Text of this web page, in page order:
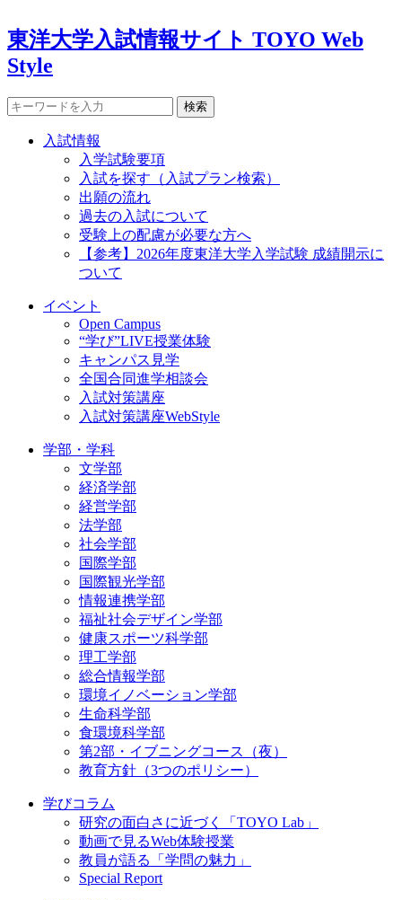
東洋大学入試情報サイト TOYO Web
Style
検索
入試情報
入学試験要項
入試を探す（入試プラン検索）
出願の流れ
過去の入試について
受験上の配慮が必要な方へ
【参考】2026年度東洋大学入学試験 成績開示に
ついて
イベント
Open Campus
“学び”LIVE授業体験
キャンパス見学
全国合同進学相談会
入試対策講座
入試対策講座WebStyle
学部・学科
文学部
経済学部
経営学部
法学部
社会学部
国際学部
国際観光学部
情報連携学部
福祉社会デザイン学部
健康スポーツ科学部
理工学部
総合情報学部
環境イノベーション学部
生命科学部
食環境科学部
第2部・イブニングコース（夜）
教育方針（3つのポリシー）
学びコラム
研究の面白さに近づく「TOYO Lab」
動画で見るWeb体験授業
教員が語る「学問の魅力」
Special Report